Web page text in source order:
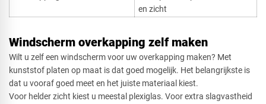
en zicht
Windscherm overkapping zelf maken
Wilt u zelf een windscherm voor uw overkapping maken? Met
kunststof platen op maat is dat goed mogelijk. Het belangrijkste is
dat u vooraf goed meet en het juiste materiaal kiest.
Voor helder zicht kiest u meestal plexiglas. Voor extra slagvastheid